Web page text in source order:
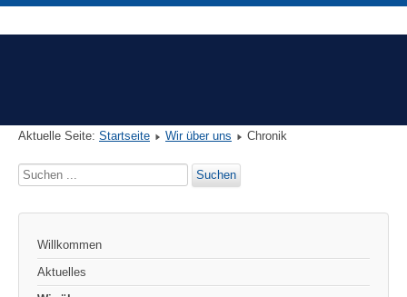
Aktuelle Seite: Startseite Wir über uns Chronik
Suchen
Suchen
Willkommen
Aktuelles